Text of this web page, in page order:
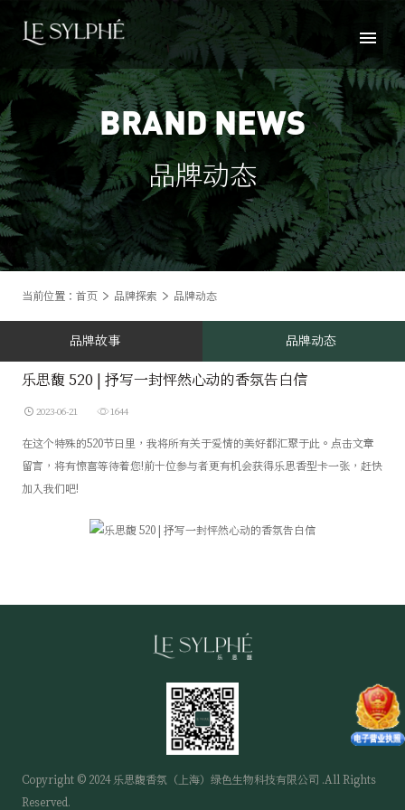
BRAND NEWS
品牌动态
当前位置： 首页 品牌探索 品牌动态
品牌故事 品牌动态
乐思馥 520 | 抒写一封怦然心动的香氛告白信
2023-06-21 1644
在这个特殊的520节日里，我将所有关于爱情的美好都汇聚于此。点击文章
留言，将有惊喜等待着您!前十位参与者更有机会获得乐思香型卡一张，赶快
加入我们吧!
Copyright © 2024 乐思馥香氛（上海）绿色生物科技有限公司 .All Rights
Reserved.